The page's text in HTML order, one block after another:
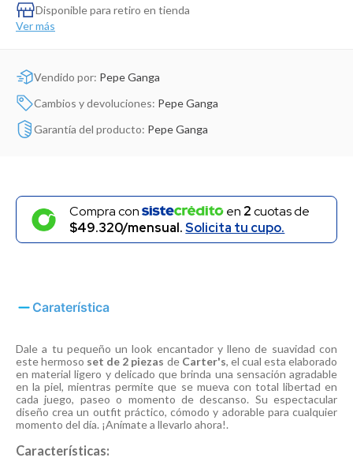
Disponible para retiro en tienda
Ver más
Vendido por: Pepe Ganga
Cambios y devoluciones: Pepe Ganga
Garantía del producto: Pepe Ganga
Compra con en 2cuotas de
$49.320/mensual.Solicita tu cupo.
Caraterística
Dale a tu pequeño un look encantador y lleno de suavidad con
este hermoso set de 2 piezas de Carter's, el cual esta elaborado
en material ligero y delicado que brinda una sensación agradable
en la piel, mientras permite que se mueva con total libertad en
cada juego, paseo o momento de descanso. Su espectacular
diseño crea un outfit práctico, cómodo y adorable para cualquier
momento del día. ¡Anímate a llevarlo ahora!.
Características: